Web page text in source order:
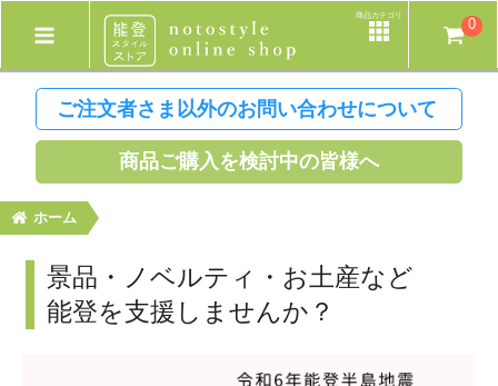
商品カテゴリ
0
ご注文者さま以外のお問い合わせについて
商品ご購入を検討中の皆様へ
ホーム
景品・ノベルティ・お土産など
能登を支援しませんか？